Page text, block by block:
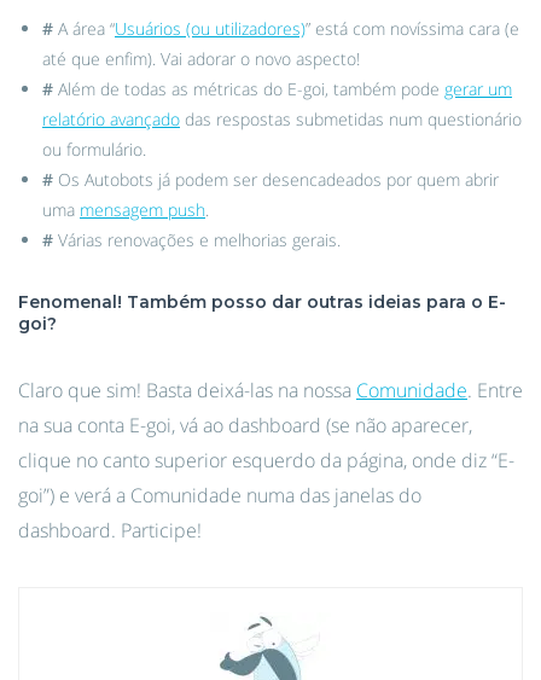
# A área “Usuários (ou utilizadores)” está com novíssima cara (e
até que enfim). Vai adorar o novo aspecto!
# Além de todas as métricas do E-goi, também pode gerar um
relatório avançado das respostas submetidas num questionário
ou formulário.
# Os Autobots já podem ser desencadeados por quem abrir
uma mensagem push
# Várias renovações e melhorias gerais.
Fenomenal! Também posso dar outras ideias para o E-
goi?
Claro que sim! Basta deixá-las na nossa Comunidade. Entre
na sua conta E-goi, vá ao dashboard (se não aparecer,
clique no canto superior esquerdo da página, onde diz “E-
goi”) e verá a Comunidade numa das janelas do
dashboard. Participe!